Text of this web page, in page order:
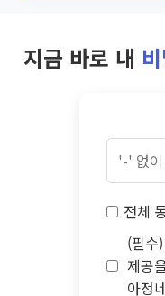
지금 바로 내
전체
(필수
제공
아정